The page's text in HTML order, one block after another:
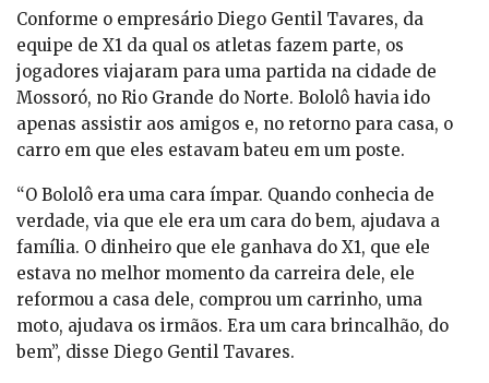
Conforme o empresário Diego Gentil Tavares, da
equipe de X1 da qual os atletas fazem parte, os
jogadores viajaram para uma partida na cidade de
Mossoró, no Rio Grande do Norte. Bololô havia ido
apenas assistir aos amigos e, no retorno para casa, o
carro em que eles estavam bateu em um poste.
“O Bololô era uma cara ímpar. Quando conhecia de
verdade, via que ele era um cara do bem, ajudava a
família. O dinheiro que ele ganhava do X1, que ele
estava no melhor momento da carreira dele, ele
reformou a casa dele, comprou um carrinho, uma
moto, ajudava os irmãos. Era um cara brincalhão, do
bem”, disse Diego Gentil Tavares.